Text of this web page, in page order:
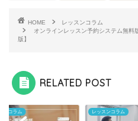
HOME
レッスンコラム
オンラインレッスン予約システム無
版】
RELATED POST
ンコラム レッスンコラム